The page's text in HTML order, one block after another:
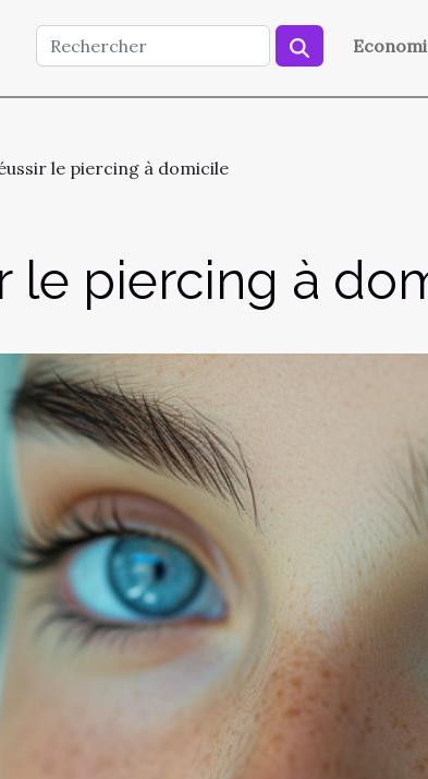
le piercing à domicile
le piercing à